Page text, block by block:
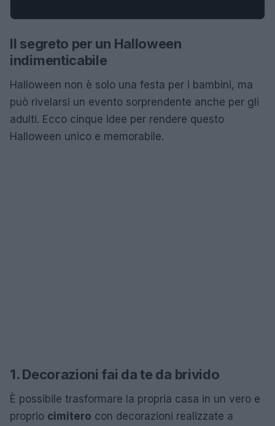
Il segreto per un Halloween
indimenticabile
Halloween non è solo una festa per i bambini, ma
può rivelarsi un evento sorprendente anche per gli
adulti. Ecco cinque idee per rendere questo
Halloween unico e memorabile.
1. Decorazioni fai da te da brivido
È possibile trasformare la propria casa in un vero e
proprio cimitero con decorazioni realizzate a